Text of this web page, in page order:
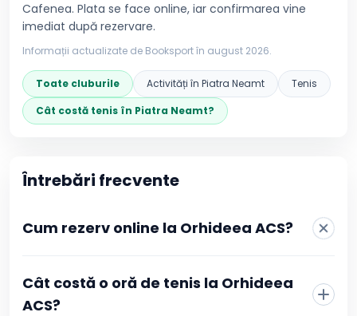
Cafenea. Plata se face online, iar confirmarea vine
imediat după rezervare.
Informații actualizate de Booksport în august 2026.
Toate cluburile Activități în Piatra Neamt
Tenis
Cât costă tenis în Piatra Neamt?
Întrebări frecvente
Cum rezerv online la Orhideea ACS?
clubului, fără telefon sau mesaje către recepție. Alegi
sportul, vezi programul actualizat în timp real și
Cât costă o oră de tenis la Orhideea
ACS?